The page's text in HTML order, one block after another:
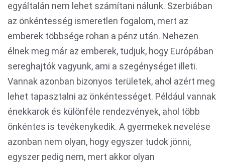
egyáltalán nem lehet számítani nálunk. Szerbiában
az önkéntesség ismeretlen fogalom, mert az
emberek többsége rohan a pénz után. Nehezen
élnek meg már az emberek, tudjuk, hogy Európában
sereghajtók vagyunk, ami a szegénységet illeti.
Vannak azonban bizonyos területek, ahol azért meg
lehet tapasztalni az önkéntességet. Például vannak
énekkarok és különféle rendezvények, ahol több
önkéntes is tevékenykedik. A gyermekek nevelése
azonban nem olyan, hogy egyszer tudok jönni,
egyszer pedig nem, mert akkor olyan